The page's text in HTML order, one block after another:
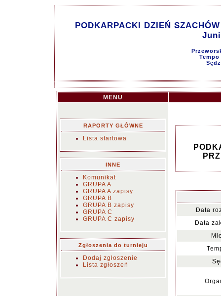
PODKARPACKI DZIEŃ
MENU
RAPORTY GŁÓWNE
Lista startowa
INNE
Komunikat
GRUPA A
GRUPA A zapisy
GRUPA B
GRUPA B zapisy
GRUPA C
GRUPA C zapisy
Zgłoszenia do turnieju
Dodaj zgłoszenie
Lista zgłoszeń
Data
Data